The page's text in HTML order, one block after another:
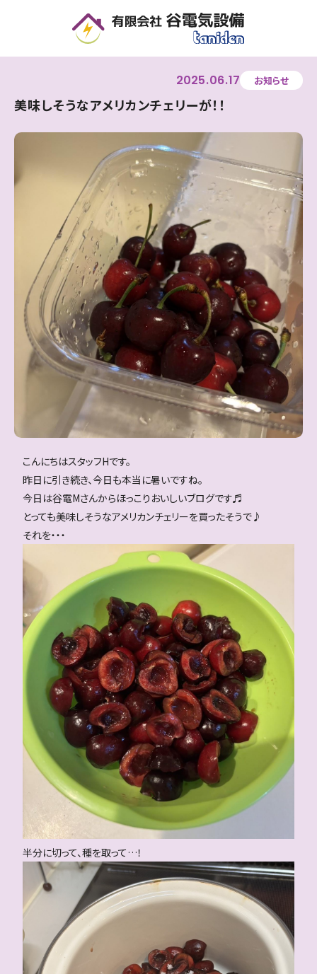
美味しそうなアメリカンチェリーが！！
2025 06 17 お知らせ
こんにちはスタッフHです。
昨日に引き続き、今日も本当に暑いですね。
今日は谷電Mさんからほっこりおいしいブログです♬
とっても美味しそうなアメリカンチェリーを買ったそうで♪
それを・・・
半分に切って、種を取って…！